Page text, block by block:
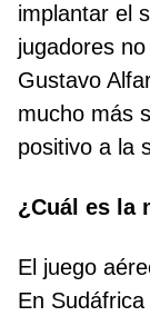
implantar el
jugadores
Gustavo
mucho más
positivo a la
¿Cuál es la
El juego
En